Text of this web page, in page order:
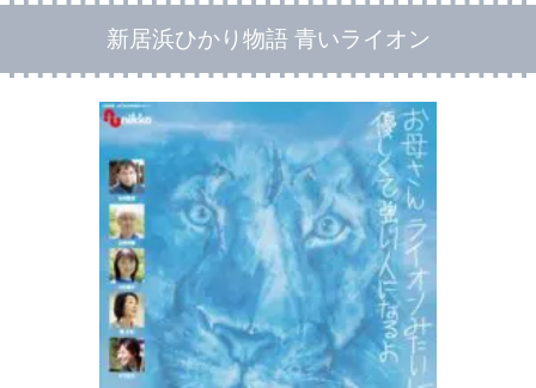
新居浜ひかり物語 青いライオン